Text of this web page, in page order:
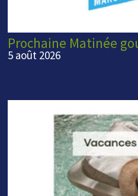
Prochaine Matinée
5 août 2026